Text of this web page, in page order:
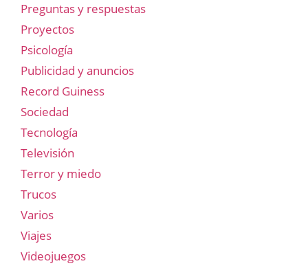
Preguntas y respuestas
Proyectos
Psicología
Publicidad y anuncios
Record Guiness
Sociedad
Tecnología
Televisión
Terror y miedo
Trucos
Varios
Viajes
Videojuegos